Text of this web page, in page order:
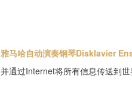
雅马哈自动演奏钢琴Disklavier
并通过Internet将所有信息传送到